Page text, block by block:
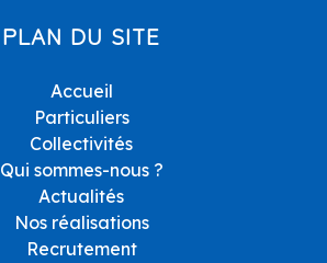
PLAN DU SITE
Accueil
Particuliers
Collectivités
Qui sommes-nous ?
Actualités
Nos réalisations
Recrutement